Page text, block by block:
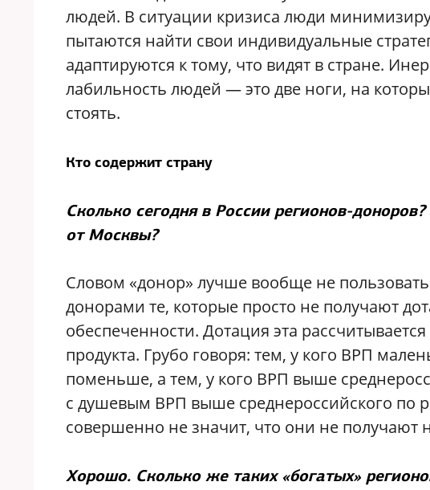
людей. В ситуации кризиса люди
пытаются найти свои индивидуальные
адаптируются к тому, что видят в стране.
лабильность людей — это две ноги, на
стоять.
Кто содержит страну
Сколько сегодня в России регионов-
от Москвы?
Словом «донор» лучше вообще не
донорами те, которые просто не получают
обеспеченности. Дотация эта
продукта. Грубо говоря: тем, у кого ВРП
поменьше, а тем, у кого ВРП выше
с душевым ВРП выше среднероссийского по
совершенно не значит, что они не получают
Хорошо. Сколько же таких «богатых»